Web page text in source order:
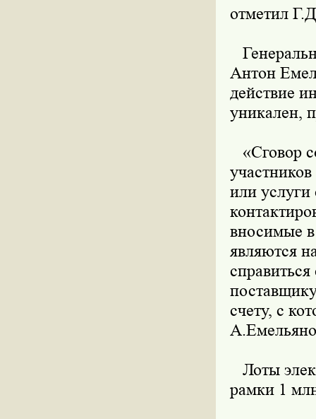
отметил
Антон
действие
уникален,
«Сговор
или услуги
вносимые в
являются
счету, с
Лоты
рамки 1